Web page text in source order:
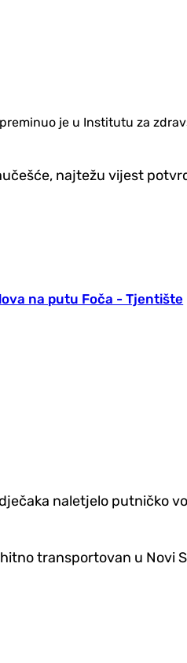
je u Institutu za
najtežu vijest
na putu Foča - Tjentište
naletjelo putničko
transportovan u Novi